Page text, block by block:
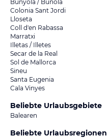
Bunyola / Buñola
Colonia Sant Jordi
Lloseta
Coll d'en Rabassa
Marratxi
Illetas / Illetes
Secar de la Real
Sol de Mallorca
Sineu
Santa Eugenia
Cala Vinyes
Beliebte Urlaubsgebiete
Balearen
Beliebte Urlaubsregionen